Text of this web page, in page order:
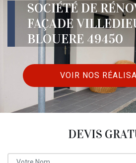
SOCIÉTÉ DE
FAÇADE
BLOUERE 49450
VOIR NOS
DEVIS